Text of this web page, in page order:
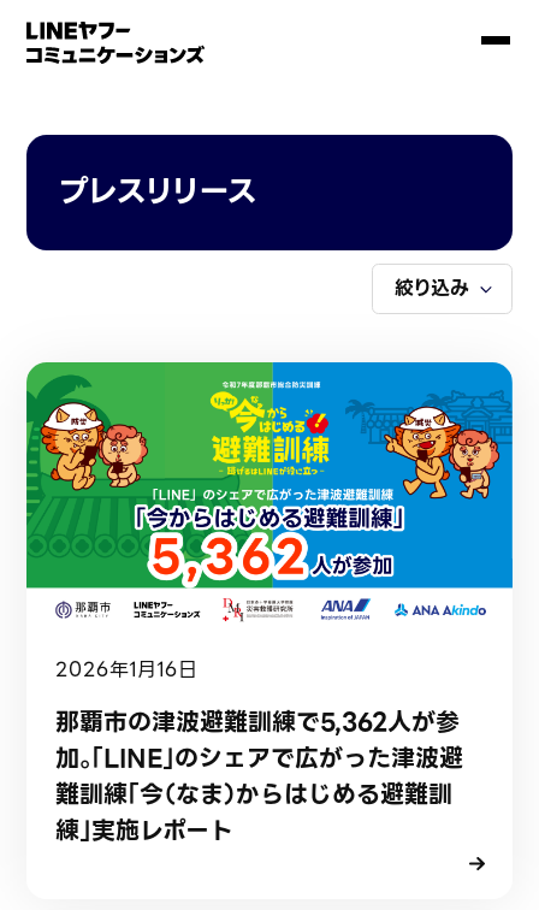
プレスリリース
2026年1月16日
那覇市の津波避難訓練で5,362人が参
加。「LINE」のシェアで広がった津波避
難訓練「今（なま）からはじめる避難訓
練」実施レポート